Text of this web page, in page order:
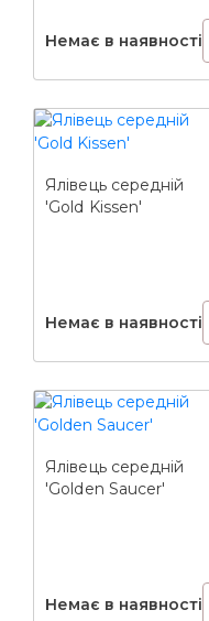
Немає в наявності
Ялівець середній
'Gold Kissen'
Немає в наявності
Ялівець середній
'Golden Saucer'
Немає в наявності